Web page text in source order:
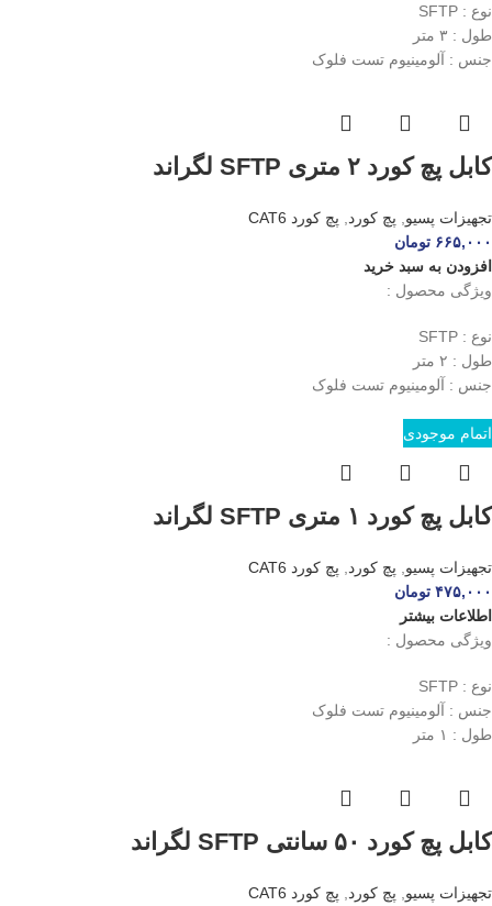
نوع : SFTP
طول : ۳ متر
جنس : آلومینیوم تست فلوک
کابل پچ کورد ۲ متری SFTP لگراند
تجهیزات پسیو پچ کورد
پچ کورد CAT6
۶۶۵,۰۰۰ تومان
افزودن به سبد خرید
ویژگی محصول :
نوع : SFTP
طول : ۲ متر
جنس : آلومینیوم تست فلوک
اتمام موجودی
کابل پچ کورد ۱ متری SFTP لگراند
تجهیزات پسیو پچ کورد
پچ کورد CAT6
۴۷۵,۰۰۰ تومان
اطلاعات بیشتر
ویژگی محصول :
نوع : SFTP
جنس : آلومینیوم تست فلوک
طول : ۱ متر
کابل پچ کورد ۵۰ سانتی SFTP لگراند
تجهیزات پسیو پچ کورد
پچ کورد CAT6